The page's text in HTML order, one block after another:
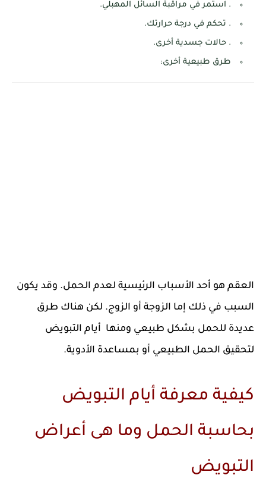
. استمر في مراقبة السائل المهبلي.
. تحكم في درجة حرارتك.
. حالات جسدية أخرى.
طرق طبيعية أخرى:
العقم هو أحد الأسباب الرئيسية لعدم الحمل. وقد يكون
السبب في ذلك إما الزوجة أو الزوج. لكن هناك طرق
عديدة للحمل بشكل طبيعي ومنها أيام التبويض
لتحقيق الحمل الطبيعي أو بمساعدة الأدوية.
كيفية معرفة أيام التبويض
بحاسبة الحمل وما هى أعراض
التبويض